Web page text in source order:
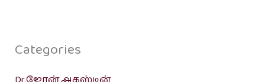
Categories